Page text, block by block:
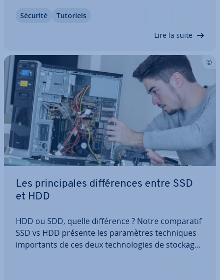
de sau­ve­garde ainsi que les pos­si­bi­li­tés, manuelles
Sécurité Tutoriels
Lire la suite
Les prin­ci­pales dif­fé­rences entre SSD
et HDD
HDD ou SDD, quelle dif­fé­rence ? Notre com­pa­ra­tif
SSD vs HDD présente les pa­ra­mètres tech­niques
im­por­tants de ces deux tech­no­lo­gies de stockage.